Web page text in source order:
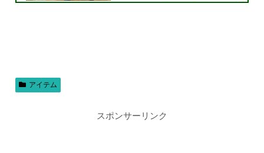
アイテム
スポンサーリンク